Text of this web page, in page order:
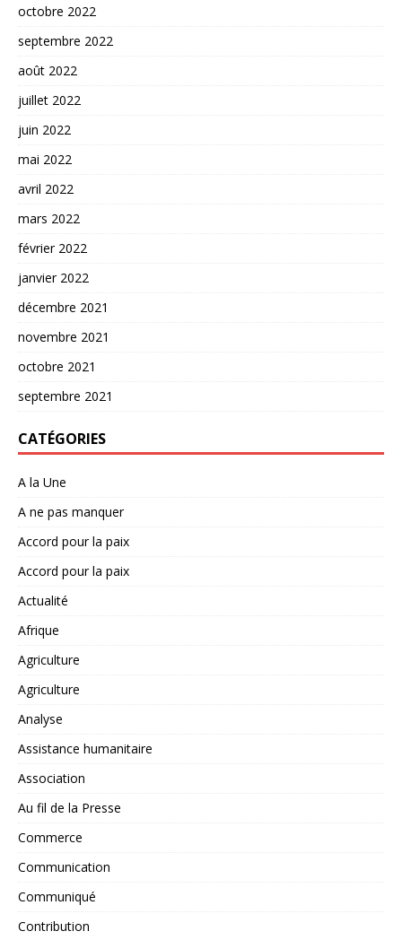
octobre 2022
septembre 2022
août 2022
juillet 2022
juin 2022
mai 2022
avril 2022
mars 2022
février 2022
janvier 2022
décembre 2021
novembre 2021
octobre 2021
septembre 2021
CATÉGORIES
A la Une
A ne pas manquer
Accord pour la paix
Accord pour la paix
Actualité
Afrique
Agriculture
Agriculture
Analyse
Assistance humanitaire
Association
Au fil de la Presse
Commerce
Communication
Communiqué
Contribution